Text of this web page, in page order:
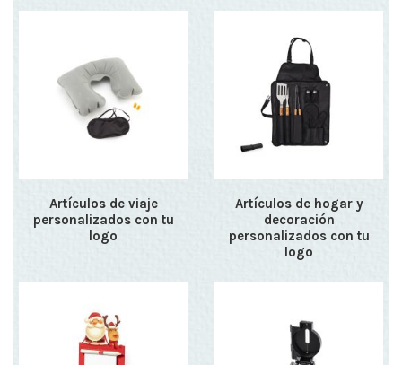
Artículos de viaje
personalizados con tu
logo
Artículos de hogar y
decoración
personalizados con tu
logo